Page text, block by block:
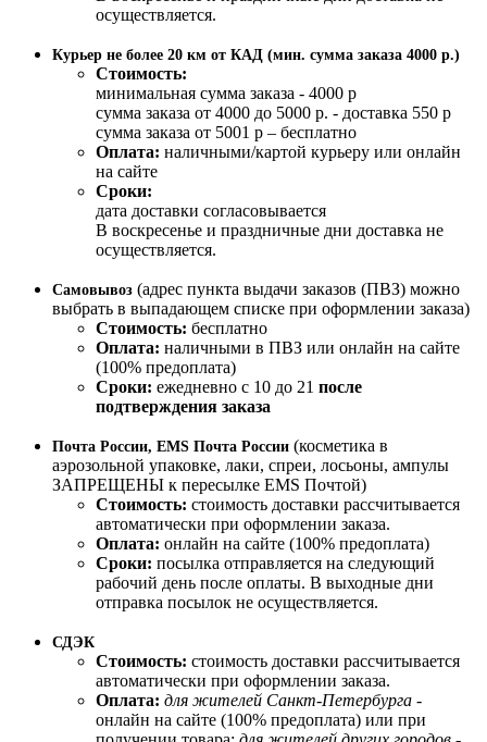
осуществляется.
Курьер не более 20 км от КАД (мин. сумма заказа 4000 р.)
Стоимость:
минимальная сумма заказа - 4000 р
сумма заказа от 4000 до 5000 р. - доставка 550 р
сумма заказа от 5001 р – бесплатно
Оплата: наличными/картой курьеру или онлайн
на сайте
Сроки:
дата доставки согласовывается
В воскресенье и праздничные дни доставка не
осуществляется.
Самовывоз (адрес пункта выдачи заказов (ПВЗ) можно
выбрать в выпадающем списке при оформлении заказа)
Стоимость: бесплатно
Оплата: наличными в ПВЗ или онлайн на сайте
(100% предоплата)
Сроки: ежедневно с 10 до 21 после
подтверждения заказа
Почта России, EMS Почта России (косметика в
аэрозольной упаковке, лаки, спреи, лосьоны, ампулы
ЗАПРЕЩЕНЫ к пересылке EMS Почтой)
Стоимость: стоимость доставки рассчитывается
автоматически при оформлении заказа.
Оплата: онлайн на сайте (100% предоплата)
Сроки: посылка отправляется на следующий
рабочий день после оплаты. В выходные дни
отправка посылок не осуществляется.
СДЭК
Стоимость: стоимость доставки рассчитывается
автоматически при оформлении заказа.
Оплата: для жителей Санкт-Петербурга -
онлайн на сайте (100% предоплата) или при